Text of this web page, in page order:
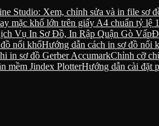
Hướng dẫn cách in sơ đồ nối
Chỉnh cỡ
Hướng dẫn cài đặt